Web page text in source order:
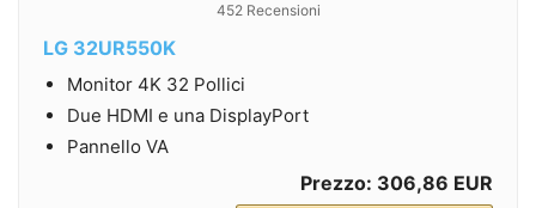
452 Recensioni
LG 32UR550K
Monitor 4K 32 Pollici
Due HDMI e una DisplayPort
Pannello VA
Prezzo: 306,86 EUR